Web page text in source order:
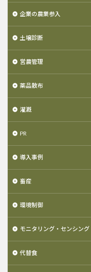
企業の農業参入
土壌診断
営農管理
薬品散布
灌漑
PR
導入事例
畜産
環境制御
モニタリング・センシング
代替食